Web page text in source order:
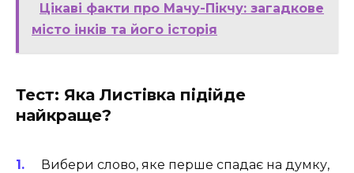
Цікаві факти про Мачу-Пікчу: загадкове
місто інків та його історія
Тест: Яка Листівка підійде
найкраще?
Вибери слово, яке перше спадає на думку,